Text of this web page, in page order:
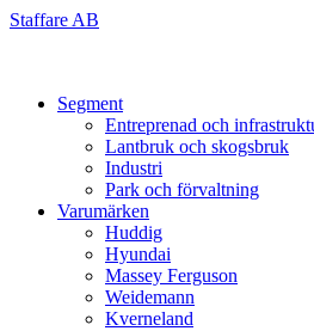
Skip
Staffare AB
Segment
Entreprenad och
Lantbruk och skogsbruk
Industri
Park och förvaltning
Varumärken
Huddig
Hyundai
Massey Ferguson
Weidemann
Kverneland